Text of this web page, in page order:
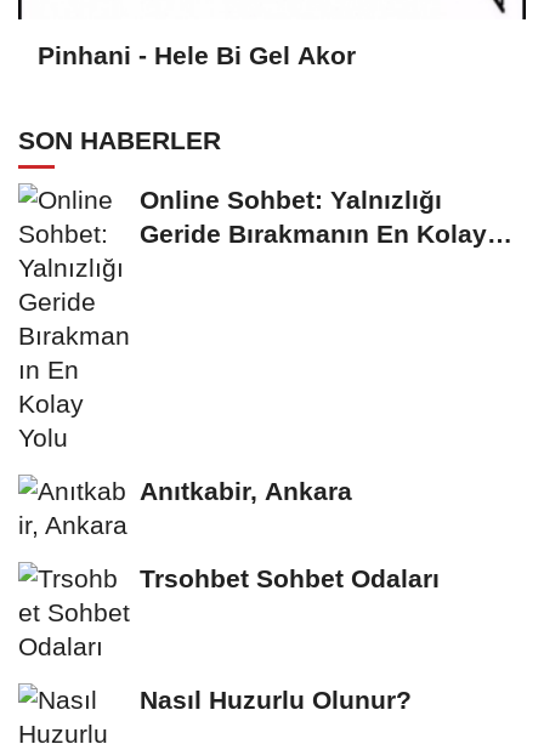
Pinhani - Hele Bi Gel Akor
SON HABERLER
Online Sohbet: Yalnızlığı
Geride Bırakmanın En Kolay
Anıtkabir, Ankara
Trsohbet Sohbet Odaları
Nasıl Huzurlu Olunur?